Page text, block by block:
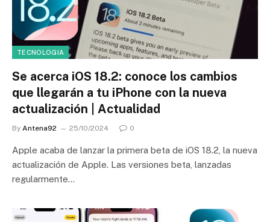
TECNOLOGIA
Se acerca iOS 18.2: conoce los cambios
que llegarán a tu iPhone con la nueva
actualización | Actualidad
By Antena92 25/10/2024 0
Apple acaba de lanzar la primera beta de iOS 18.2, la nueva
actualización de Apple. Las versiones beta, lanzadas
regularmente…